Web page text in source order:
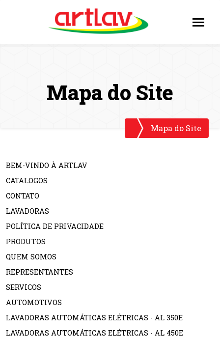
Mapa do Site
Mapa do Site
BEM-VINDO À ARTLAV
CATALOGOS
CONTATO
LAVADORAS
POLÍTICA DE PRIVACIDADE
PRODUTOS
QUEM SOMOS
REPRESENTANTES
SERVICOS
AUTOMOTIVOS
LAVADORAS AUTOMÁTICAS ELÉTRICAS - AL 350E
LAVADORAS AUTOMÁTICAS ELÉTRICAS - AL 450E